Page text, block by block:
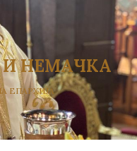
НЕМАЧКА
ЕПАРХИЈА